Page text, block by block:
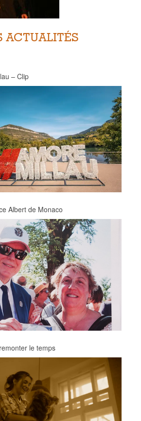
ACTUALITÉS
– Clip
Albert de Monaco
le temps